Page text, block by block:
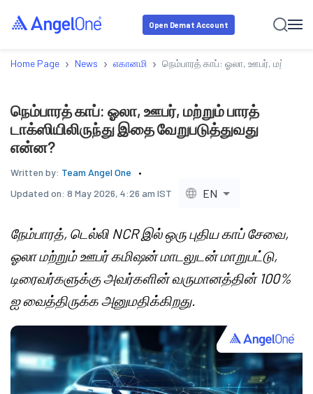
Open Demat Account
Home Page › News › எகானமி › நெம்பாரத் காப்: ஓலா, ஊபர், மற்றும்
நெம்பாரத் காப்: ஓலா, ஊபர், மற்றும் பாரத்
டாக்ஸியிலிருந்து இதை வேறுபடுத்துவது
என்ன?
Written by: Team Angel One
Updated on: 8 May 2026, 4:26 am IST EN
நேம்பாரத், டெல்லி NCR இல் ஒரு புதிய காப் சேவை,
ஓலா மற்றும் ஊபர் கமிஷன் மாடலுடன் மாறுபட்டு,
டிரைவர்களுக்கு அவர்களின் வருமானத்தின் 100%
ஐ வைத்திருக்க அனுமதிக்கிறது.